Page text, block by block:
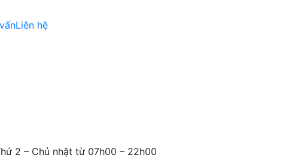
Liên hệ
2 – Chủ nhật từ 07h00 – 22h00